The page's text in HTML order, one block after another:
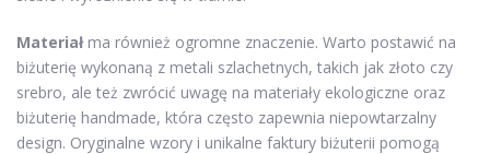
Materiałma również ogromne znaczenie. Warto postawić na
biżuterię wykonaną z metali szlachetnych, takich jak złoto czy
srebro, ale też zwrócić uwagę na materiały ekologiczne oraz
biżuterię handmade, która często zapewnia niepowtarzalny
design. Oryginalne wzory i unikalne faktury biżuterii pomogą